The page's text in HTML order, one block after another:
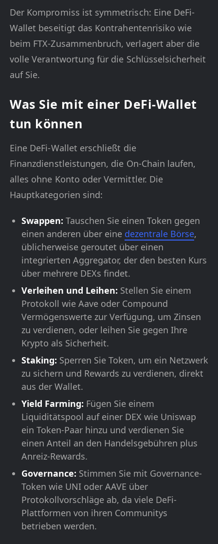
Der Kompromiss ist symmetrisch: Eine DeFi-
Wallet beseitigt das Kontrahentenrisiko wie
beim FTX-Zusammenbruch, verlagert aber die
volle Verantwortung für die Schlüsselsicherheit
auf Sie.
Was Sie mit einer DeFi-Wallet
tun können
Eine DeFi-Wallet erschließt die
Finanzdienstleistungen, die On-Chain laufen,
alles ohne Konto oder Vermittler. Die
Hauptkategorien sind:
Swappen: Tauschen Sie einen Token gegen
einen anderen über eine dezentrale Börse,
üblicherweise geroutet über einen
integrierten Aggregator, der den besten Kurs
über mehrere DEXs findet.
Verleihen und Leihen: Stellen Sie einem
Protokoll wie Aave oder Compound
Vermögenswerte zur Verfügung, um Zinsen
zu verdienen, oder leihen Sie gegen Ihre
Krypto als Sicherheit.
Staking: Sperren Sie Token, um ein Netzwerk
zu sichern und Rewards zu verdienen, direkt
aus der Wallet.
Yield Farming: Fügen Sie einem
Liquiditätspool auf einer DEX wie Uniswap
ein Token-Paar hinzu und verdienen Sie
einen Anteil an den Handelsgebühren plus
Anreiz-Rewards.
Governance: Stimmen Sie mit Governance-
Token wie UNI oder AAVE über
Protokollvorschläge ab, da viele DeFi-
Plattformen von ihren Communitys
betrieben werden.